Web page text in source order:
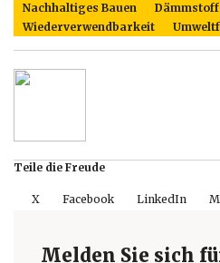
Nachhaltiges Bauen
Wiederverwendbarkeit
Teile die Freude
X Facebook LinkedIn
Melden Sie sich